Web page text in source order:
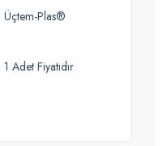
Üçtem-Plas®
1 Adet Fiyatıdır